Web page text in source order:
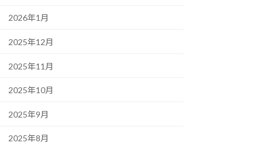
2026年1月
2025年12月
2025年11月
2025年10月
2025年9月
2025年8月